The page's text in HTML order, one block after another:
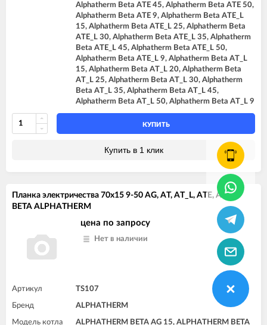
Alphatherm Beta ATE 45, Alphatherm Beta ATE 50,
Alphatherm Beta ATE 9, Alphatherm Beta ATE_L
15, Alphatherm Beta ATE_L 25, Alphatherm Beta
ATE_L 30, Alphatherm Beta ATE_L 35, Alphatherm
Beta ATE_L 45, Alphatherm Beta ATE_L 50,
Alphatherm Beta ATE_L 9, Alphatherm Beta AT_L
15, Alphatherm Beta AT_L 20, Alphatherm Beta
AT_L 25, Alphatherm Beta AT_L 30, Alphatherm
Beta AT_L 35, Alphatherm Beta AT_L 45,
Alphatherm Beta AT_L 50, Alphatherm Beta AT_L 9
КУПИТЬ
Купить в 1 клик
Планка электричества 70x15 9-50 AG, AT, AT_L, ATE, ATE_L
BETA ALPHATHERM
цена по запросу
Нет в наличии
Артикул TS107
Бренд ALPHATHERM
Модель котла ALPHATHERM BETA AG 15, ALPHATHERM BETA